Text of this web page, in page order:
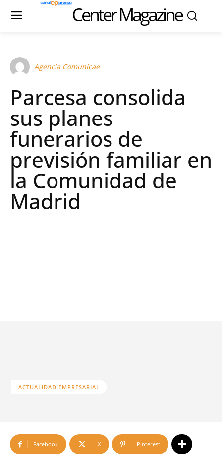
Center Magazine
Agencia Comunicae
Parcesa consolida
sus planes
funerarios de
previsión familiar en
la Comunidad de
Madrid
ACTUALIDAD EMPRESARIAL
Facebook X Pinterest